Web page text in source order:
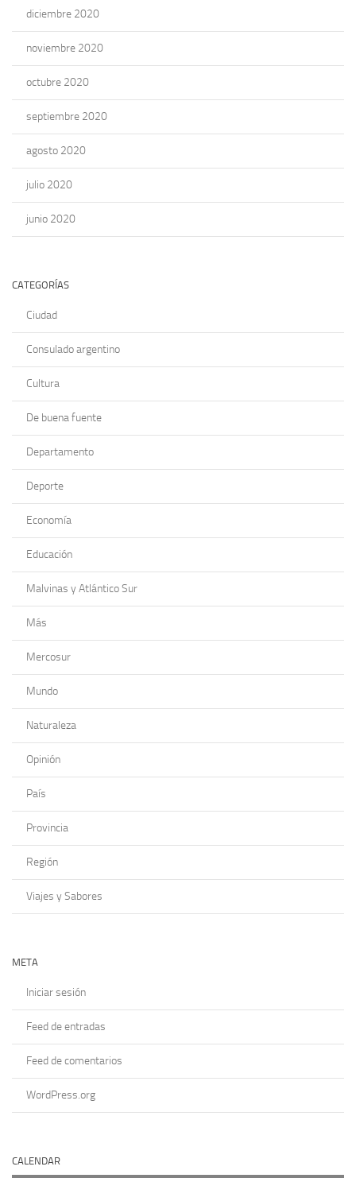
diciembre 2020
noviembre 2020
octubre 2020
septiembre 2020
agosto 2020
julio 2020
junio 2020
CATEGORÍAS
Ciudad
Consulado argentino
Cultura
De buena fuente
Departamento
Deporte
Economía
Educación
Malvinas y Atlántico Sur
Más
Mercosur
Mundo
Naturaleza
Opinión
País
Provincia
Región
Viajes y Sabores
META
Iniciar sesión
Feed de entradas
Feed de comentarios
WordPress.org
CALENDAR